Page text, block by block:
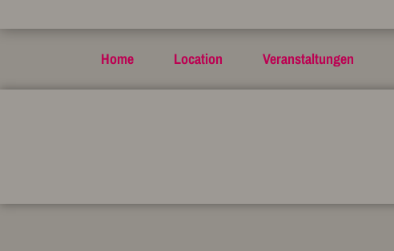
Home Location Veranstaltungen